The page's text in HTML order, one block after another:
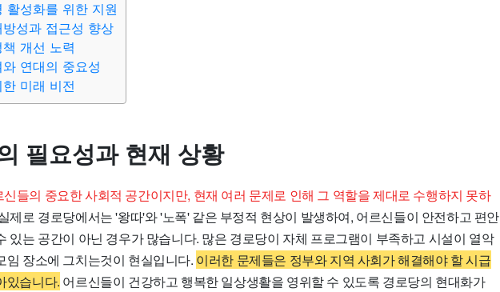
활성화를 위한 지원
성과 접근성 향상
개선 노력
연대의 중요성
미래 비전
필요성과 현재 상황
들의 중요한 사회적 공간이지만, 현재 여러 문제로 인해 그 역할을 제대로 수행하지 못하
제로 경로당에서는 '왕따'와 '노폭' 같은 부정적 현상이 발생하여, 어르신들이 안전하고 편안
있는 공간이 아닌 경우가 많습니다. 많은 경로당이 자체 프로그램이 부족하고 시설이 열악
임 장소에 그치는것이 현실입니다. 이러한 문제들은 정부와 지역 사회가 해결해야 할 시급
있습니다. 어르신들이 건강하고 행복한 일상생활을 영위할 수 있도록 경로당의 현대화가